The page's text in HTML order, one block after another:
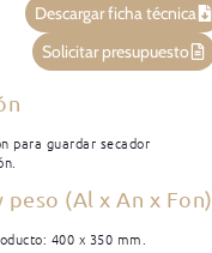
Descargar ficha técnica
Solicitar presupuesto
para guardar secador
peso (Al x An x Fon)
400 x 350 mm.